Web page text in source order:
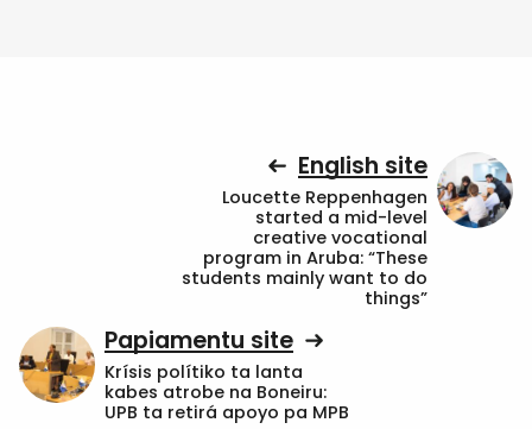
English site
Loucette Reppenhagen
started a mid-level
creative vocational
program in Aruba: “These
students mainly want to do
things”
Papiamentu site
Krísis polítiko ta lanta
kabes atrobe na Boneiru:
UPB ta retirá apoyo pa MPB